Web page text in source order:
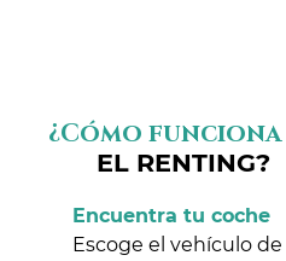
¿Cómo funciona
EL RENTING?
Encuentra tu coche
Escoge el vehículo